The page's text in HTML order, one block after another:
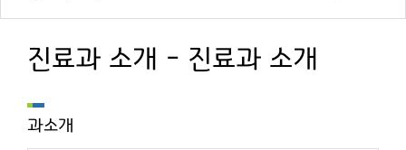
진료과 소개 - 진료과 소개
과소개